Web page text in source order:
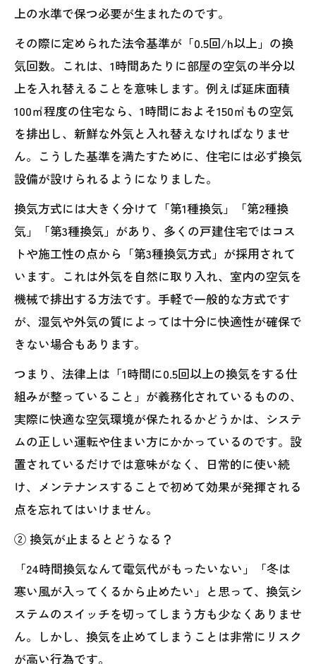
上の水準で保つ必要が生まれたのです。
その際に定められた法令基準が「0.5回/h以上」の換
気回数。これは、1時間あたりに部屋の空気の半分以
上を入れ替えることを意味します。例えば延床面積
100㎡程度の住宅なら、1時間におよそ150㎥もの空気
を排出し、新鮮な外気と入れ替えなければなりませ
ん。こうした基準を満たすために、住宅には必ず換気
設備が設けられるようになりました。
換気方式には大きく分けて「第1種換気」「第2種換
気」「第3種換気」があり、多くの戸建住宅ではコス
トや施工性の点から「第3種換気方式」が採用されて
います。これは外気を自然に取り入れ、室内の空気を
機械で排出する方法です。手軽で一般的な方式です
が、湿気や外気の質によっては十分に快適性が確保で
きない場合もあります。
つまり、法律上は「1時間に0.5回以上の換気をする仕
組みが整っていること」が義務化されているものの、
実際に快適な空気環境が保たれるかどうかは、システ
ムの正しい運転や住まい方にかかっているのです。設
置されているだけでは意味がなく、日常的に使い続
け、メンテナンスすることで初めて効果が発揮される
点を忘れてはいけません。
② 換気が止まるとどうなる？
「24時間換気なんて電気代がもったいない」「冬は
寒い風が入ってくるから止めたい」と思って、換気シ
ステムのスイッチを切ってしまう方も少なくありませ
ん。しかし、換気を止めてしまうことは非常にリスク
が高い行為です。